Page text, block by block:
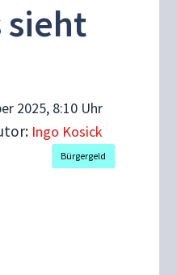
sieht
2025, 8:10 Uhr
Ingo Kosick
Bürgergeld